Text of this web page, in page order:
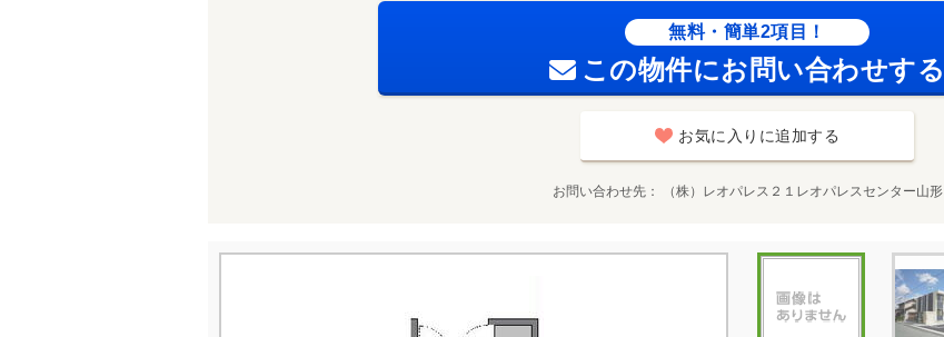
無料・簡単2項目！
この物件にお問い合わせする
お気に入りに追加する
お問い合わせ先 （株）レオパレス２１レオパレスセンター山形